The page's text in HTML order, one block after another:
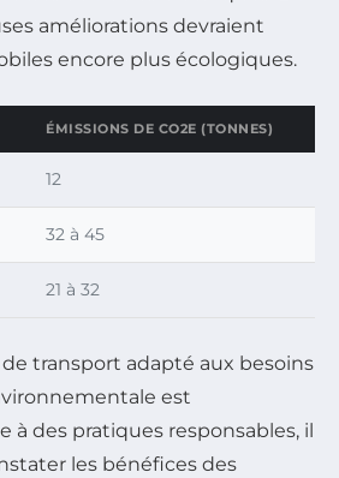
améliorations devraient
encore plus écologiques.
ÉMISSIONS DE CO2E (TONNES)
12
32 à 45
21 à 32
de transport adapté aux besoins
est
à des pratiques responsables, il
les bénéfices des